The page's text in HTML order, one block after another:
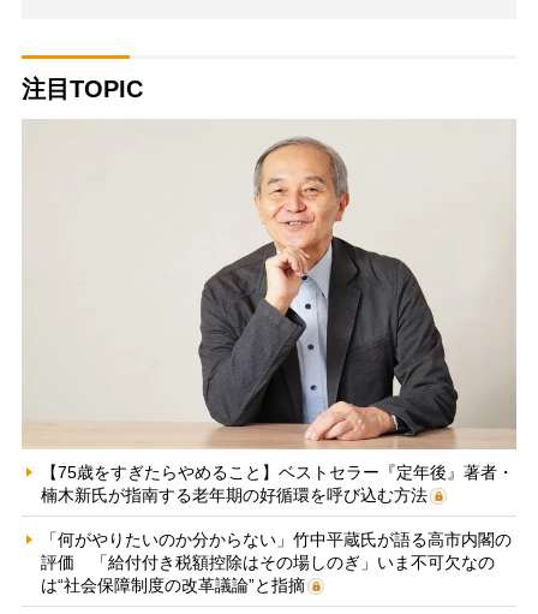
注目TOPIC
【75歳をすぎたらやめること】ベストセラー『定年後』著者・
楠木新氏が指南する老年期の好循環を呼び込む方法
「何がやりたいのか分からない」竹中平蔵氏が語る高市内閣の
評価 「給付付き税額控除はその場しのぎ」いま不可欠なの
は“社会保障制度の改革議論”と指摘